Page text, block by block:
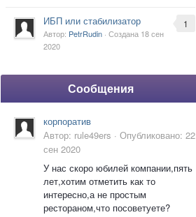
1
ИБП или стабилизатор
Автор: PetrRudin · Создана 18 сен
2020
Сообщения
корпоратив
Автор: rule49ers · Опубликовано: 22
сен 2020
У нас скоро юбилей компании,пять
лет,хотим отметить как то
интересно,а не простым
рестораном,что посоветуете?